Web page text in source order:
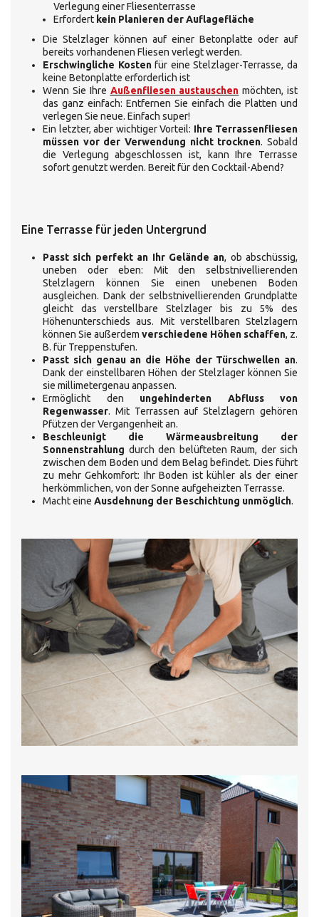
Verlegung einer Fliesenterrasse
Erfordert kein Planieren der Auflagefläche
Die Stelzlager können auf einer Betonplatte oder auf
bereits vorhandenen Fliesen verlegt werden.
Erschwingliche Kostenfür eine Stelzlager-Terrasse, da
keine Betonplatte erforderlich ist
Wenn Sie Ihre Außenfliesen austauschen möchten, ist
das ganz einfach: Entfernen Sie einfach die Platten und
verlegen Sie neue. Einfach super!
Ein letzter, aber wichtiger Vorteil: Ihre Terrassenfliesen
müssen vor der Verwendung nicht trocknen. Sobald
die Verlegung abgeschlossen ist, kann Ihre Terrasse
sofort genutzt werden. Bereit für den Cocktail-Abend?
Eine Terrasse für jeden Untergrund
Passt sich perfekt an Ihr Gelände an, ob abschüssig,
uneben oder eben: Mit den selbstnivellierenden
Stelzlagern können Sie einen unebenen Boden
ausgleichen. Dank der selbstnivellierenden Grundplatte
gleicht das verstellbare Stelzlager bis zu 5% des
Höhenunterschieds aus. Mit verstellbaren Stelzlagern
können Sie außerdem verschiedene Höhen schaffen, z.
B. für Treppenstufen.
Passt sich genau an die Höhe der Türschwellen an.
Dank der einstellbaren Höhen der Stelzlager können Sie
sie millimetergenau anpassen.
Ermöglicht den ungehinderten Abfluss von
Regenwasser. Mit Terrassen auf Stelzlagern gehören
Pfützen der Vergangenheit an.
Beschleunigt die Wärmeausbreitung der
Sonnenstrahlung durch den belüfteten Raum, der sich
zwischen dem Boden und dem Belag befindet. Dies führt
zu mehr Gehkomfort: Ihr Boden ist kühler als der einer
herkömmlichen, von der Sonne aufgeheizten Terrasse.
Macht eine Ausdehnung der Beschichtung unmöglich.